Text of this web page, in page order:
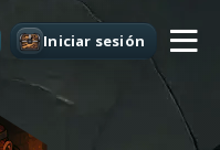
Iniciar sesión